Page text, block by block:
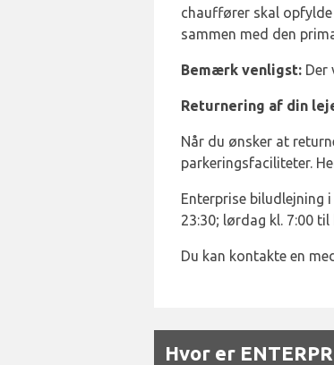
chauffører skal
sammen med den
Bemærk venligst: Der
Returnering af din
Når du ønsker at
parkeringsfaciliteter.
Enterprise biludlejning
23:30; lørdag kl. 7:00 til
Du kan kontakte en
Hvor er